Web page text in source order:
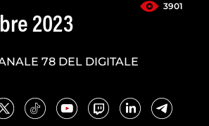
3901
2023
78 DEL DIGITALE